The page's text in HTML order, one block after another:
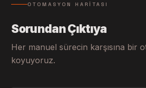
OTOMASYON HARITASI
Sorundan Çıktıya
Her manuel sürecin karşısına bir
koyuyoruz.